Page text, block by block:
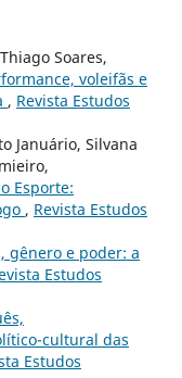
Soares,
voleifãs e
, Revista Estudos
Januário, Silvana
Esporte:
, Revista Estudos
gênero e poder: a
Estudos
cultural das
Estudos